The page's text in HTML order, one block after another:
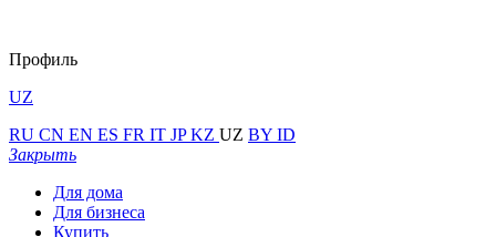
Профиль
UZ
RU CN EN ES FR IT JPKZ UZ BY ID
Закрыть
Для дома
Для бизнеса
Купить